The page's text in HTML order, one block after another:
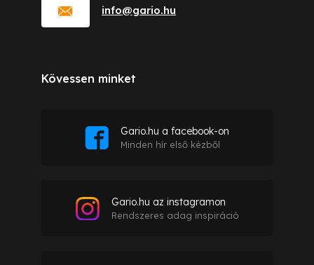
info@gario.hu
Kövessen minket
Gario.hu a facebook-on
Minden hír első kézből
Gario.hu az instagramon
Rendszeres adag inspiráció